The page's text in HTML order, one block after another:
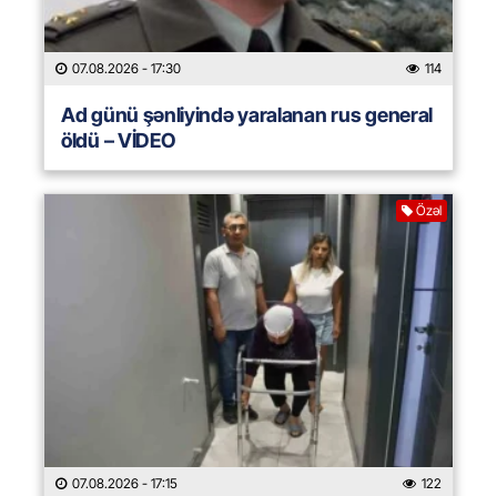
07.08.2026 - 17:30 114
Ad günü şənliyində yaralanan rus general
öldü – VİDEO
Özəl
07.08.2026 - 17:15 122